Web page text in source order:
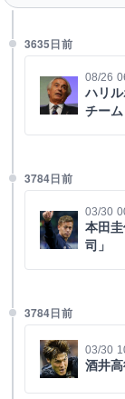
3635日前
08/26
ハリ
チーム
3784日前
03/30
本田
司」
3784日前
03/30
酒井